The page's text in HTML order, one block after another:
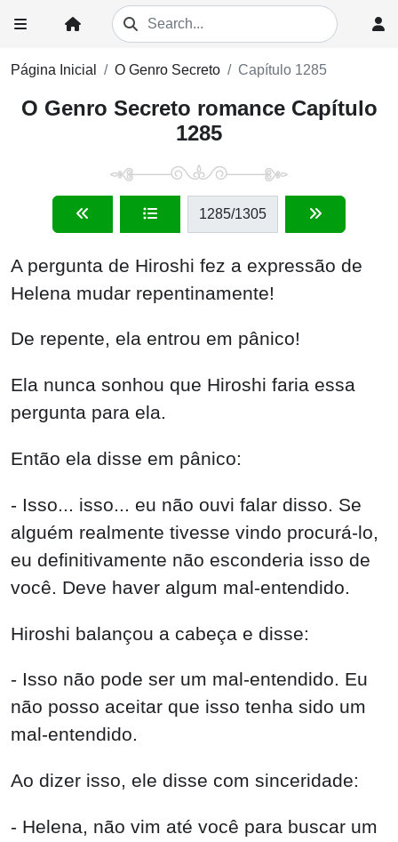
Página Inicial O Genro Secreto Capítulo 1285
O Genro Secreto romance Capítulo
1285
1285/1305
A pergunta de Hiroshi fez a expressão de
Helena mudar repentinamente!
De repente, ela entrou em pânico!
Ela nunca sonhou que Hiroshi faria essa
pergunta para ela.
Então ela disse em pânico:
- Isso... isso... eu não ouvi falar disso. Se
alguém realmente tivesse vindo procurá-lo,
eu definitivamente não esconderia isso de
você. Deve haver algum mal-entendido.
Hiroshi balançou a cabeça e disse:
- Isso não pode ser um mal-entendido. Eu
não posso aceitar que isso tenha sido um
mal-entendido.
Ao dizer isso, ele disse com sinceridade:
- Helena, não vim até você para buscar um